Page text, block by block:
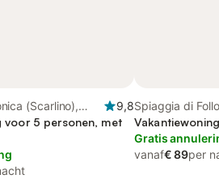
(Scarlino),
9,8
voor 5 personen, met
Spiaggia di
Gratis
vanaf€ 89per